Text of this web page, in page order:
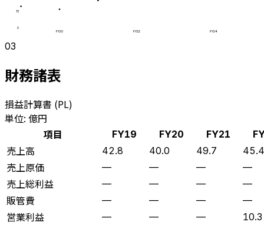
0
15
FY20 FY22 FY24
03
財務諸表
損益計算書 (PL)
単位: 億円
項目
FY19 FY20 FY21
売上高 42.8 40.0 49.7 45.4
売上原価 — — — —
売上総利益 — — — —
販管費 — — — —
営業利益 — — — 10.3